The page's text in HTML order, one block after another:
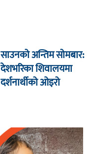
साउनको अन्तिम सोमबार:
देशभरिका शिवालयमा
दर्शनार्थीको ओइरो